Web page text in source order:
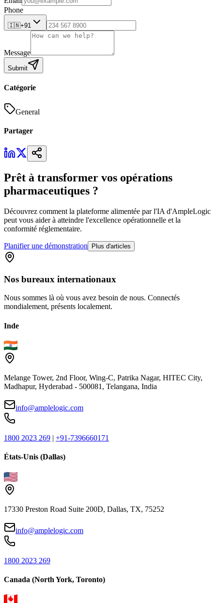
Phone
🇮🇳+91
Message
Submit
Catégorie
General
Partager
Prêt à transformer vos opérations
pharmaceutiques ?
Découvrez comment la plateforme alimentée par l'IA d'AmpleLogic
peut vous aider à atteindre l'excellence opérationnelle et la
conformité réglementaire.
Planifier une démonstration Plus d'articles
Nos bureaux internationaux
Nous sommes là où vous avez besoin de nous. Connectés
mondialement, présents localement.
Inde
Melange Tower, 2nd Floor, Wing-C, Patrika Nagar, HITEC City,
Madhapur, Hyderabad - 500081, Telangana, India
info@amplelogic.com
1800 2023 269 | +91-7396660171
États-Unis (Dallas)
17330 Preston Road Suite 200D, Dallas, TX, 75252
info@amplelogic.com
1800 2023 269
Canada (North York, Toronto)